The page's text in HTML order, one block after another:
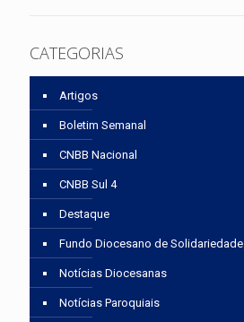
CATEGORIAS
Artigos
Boletim Semanal
CNBB Nacional
CNBB Sul 4
Destaque
Fundo Diocesano de Solidariedade
Notícias Diocesanas
Notícias Paroquiais